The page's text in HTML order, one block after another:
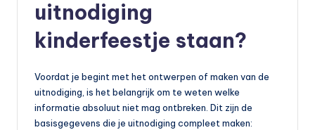
uitnodiging
kinderfeestje staan?
Voordat je begint met het ontwerpen of maken van de
uitnodiging, is het belangrijk om te weten welke
informatie absoluut niet mag ontbreken. Dit zijn de
basisgegevens die je uitnodiging compleet maken: